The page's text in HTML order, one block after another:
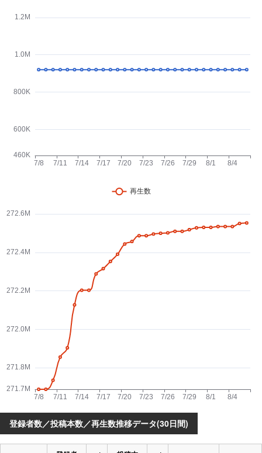
登録者数／投稿本数／再生数推移データ(30日間)